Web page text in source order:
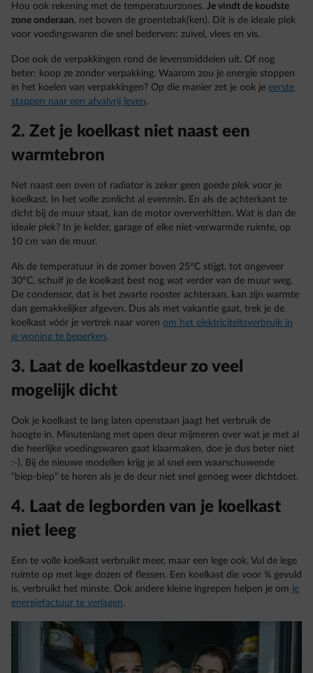
Hou ook rekening met de temperatuurzones. Je vindt de koudste
zone onderaan, net boven de groentebak(ken). Dit is de ideale plek
voor voedingswaren die snel bederven: zuivel, vlees en vis.
Doe ook de verpakkingen rond de levensmiddelen uit. Of nog
beter: koop ze zonder verpakking. Waarom zou je energie stoppen
in het koelen van verpakkingen? Op die manier zet je ook je eerste
stappen naar een afvalvrij leven.
2. Zet je koelkast niet naast een
warmtebron
Net naast een oven of radiator is zeker geen goede plek voor je
koelkast. In het volle zonlicht al evenmin. En als de achterkant te
dicht bij de muur staat, kan de motor oververhitten. Wat is dan de
ideale plek? In je kelder, garage of elke niet-verwarmde ruimte, op
10 cm van de muur.
Als de temperatuur in de zomer boven 25°C stijgt, tot ongeveer
30°C, schuif je de koelkast best nog wat verder van de muur weg.
De condensor, dat is het zwarte rooster achteraan, kan zijn warmte
dan gemakkelijker afgeven. Dus als met vakantie gaat, trek je de
koelkast vóór je vertrek naar voren om het elektriciteitsverbruik in
je woning te beperken.
3. Laat de koelkastdeur zo veel
mogelijk dicht
Ook je koelkast te lang laten openstaan jaagt het verbruik de
hoogte in. Minutenlang met open deur mijmeren over wat je met al
die heerlijke voedingswaren gaat klaarmaken, doe je dus beter niet
:-). Bij de nieuwe modellen krijg je al snel een waarschuwende
“biep-biep” te horen als je de deur niet snel genoeg weer dichtdoet.
4. Laat de legborden van je koelkast
niet leeg
Een te volle koelkast verbruikt meer, maar een lege ook. Vul de lege
ruimte op met lege dozen of flessen. Een koelkast die voor ¾ gevuld
is, verbruikt het minste. Ook andere kleine ingrepen helpen je om je
energiefactuur te verlagen.